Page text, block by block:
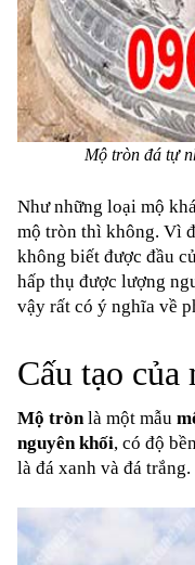
Mộ tròn đá tự
Như những loại mộ
mộ tròn thì không. Vì
không biết được đầu
hấp thụ được lượng
vậy rất có ý nghĩa về
Cấu tạo của
Mộ tròn là một mẫu
nguyên khối, có độ
là đá xanh và đá trắng.